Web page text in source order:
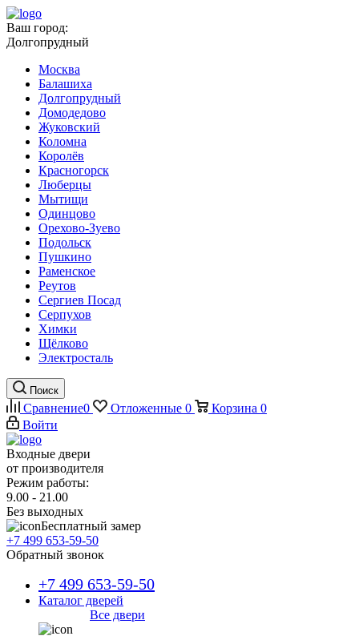
Ваш город:
Долгопрудный
Москва
Балашиха
Долгопрудный
Домодедово
Жуковский
Коломна
Королёв
Красногорск
Люберцы
Мытищи
Одинцово
Орехово-Зуево
Подольск
Пушкино
Раменское
Реутов
Сергиев Посад
Серпухов
Химки
Щёлково
Электросталь
Поиск
Сравнение0 Отложенные 0 Корзина 0
Войти
Входные двери
от производителя
Режим работы:
9.00 - 21.00
Без выходных
Бесплатный замер
+7 499 653-59-50
Обратный звонок
+7 499 653-59-50
Каталог дверей
Все двери